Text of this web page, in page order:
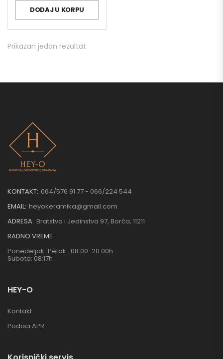
DODAJ U KORPU
Prikazan jedan rezultat
KONTAKT: 064/576 91 77 - 066/224 544
EMAIL: heyokeramika@gmail.com
ADRESA: Bratstva i Jedinstva 97, Borča, 11211
RADNO VREME :
Ponedeljak-Petak : 08:00-20:00h
Subota: 08:17h
HEY-O
Kontakt
Podaci APR